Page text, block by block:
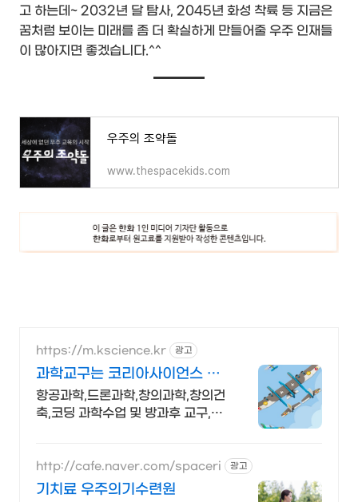
고 하는데~ 2032년 달 탐사, 2045년 화성 착륙 등 지금은
꿈처럼 보이는 미래를 좀 더 확실하게 만들어줄 우주 인재들
이 많아지면 좋겠습니다.^^
우주의 조약돌
www.thespacekids.com
https://m.kscience.kr 광고
과학교구는 코리아사이언스 우
주,항공과학 교구
항공과학,드론과학,창의과학,창의건
축,코딩 과학수업 및 방과후 교구,교
http://cafe.naver.com/spaceri 광고
기치료 우주의기수련원